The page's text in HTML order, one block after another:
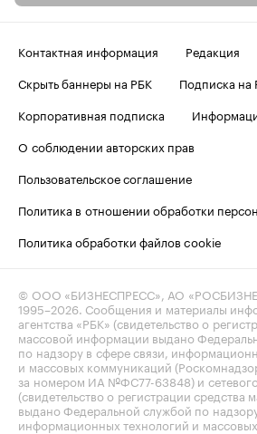
Контактная информация
Редакция
Скрыть баннеры на РБК
Подписка на
Корпоративная подписка
О соблюдении авторских прав
Пользовательское соглашение
Политика в отношении обработки
Политика обработки файлов cookie
© ООО «БИЗНЕСПРЕСС», АО
1995–2026. Сообщения и материалы
агентства «РБК» (свидетельство о
массовой информации выдано
по надзору в сфере связи,
и массовых коммуникаций
за номером ИА №ФС77-63848) и
(свидетельство о регистрации
выдано Федеральной службой по
информационных технологий и